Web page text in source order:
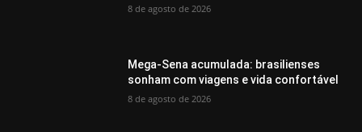
8 de agosto de 2026
Mega-Sena acumulada: brasilienses
sonham com viagens e vida confortável
8 de agosto de 2026